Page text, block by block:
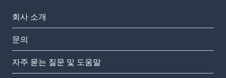
회사 소개
문의
자주 묻는 질문 및 도움말